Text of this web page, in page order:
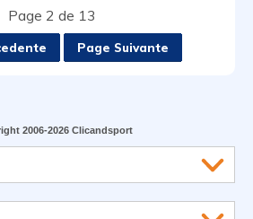
Page 2 de 13
Page Suivante
2006-2026 Clicandsport